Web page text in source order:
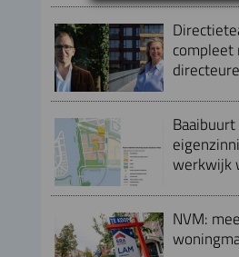
werkwijk
NVM: